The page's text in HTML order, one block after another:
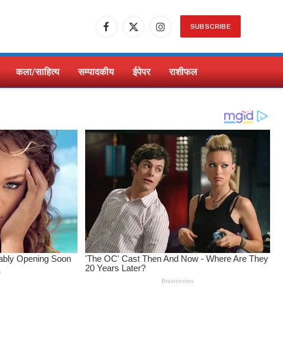
Facebook
X
Instagram
SUBSCRIBE
कला/साहित्य सम्पादकीय ईपेपर राशीफल